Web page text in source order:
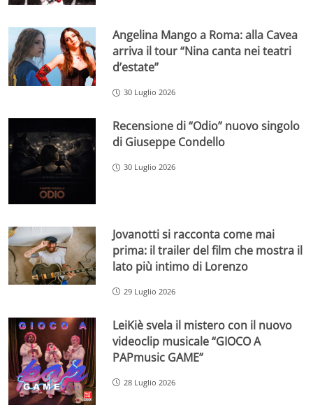
Angelina Mango a Roma: alla Cavea
arriva il tour “Nina canta nei teatri
d’estate”
30 Luglio 2026
Recensione di “Odio” nuovo singolo
di Giuseppe Condello
30 Luglio 2026
Jovanotti si racconta come mai
prima: il trailer del film che mostra il
lato più intimo di Lorenzo
29 Luglio 2026
LeiKiè svela il mistero con il nuovo
videoclip musicale “GIOCO A
PAPmusic GAME”
28 Luglio 2026